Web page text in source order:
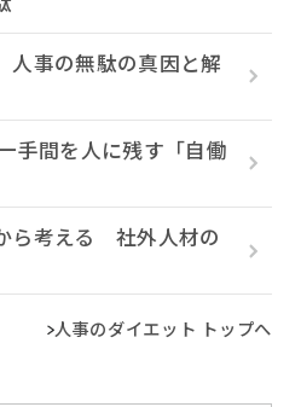
人事の無駄の真因と解
手間を人に残す「自働
ら考える 社外人材の
人事のダイエット トップへ